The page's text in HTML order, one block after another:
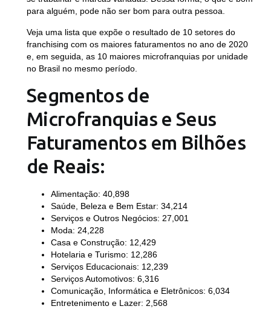
para alguém, pode não ser bom para outra pessoa.
Veja uma lista que expõe o resultado de 10 setores do
franchising com os maiores faturamentos no ano de 2020
e, em seguida, as 10 maiores microfranquias por unidade
no Brasil no mesmo período.
Segmentos de
Microfranquias e Seus
Faturamentos em Bilhões
de Reais:
Alimentação: 40,898
Saúde, Beleza e Bem Estar: 34,214
Serviços e Outros Negócios: 27,001
Moda: 24,228
Casa e Construção: 12,429
Hotelaria e Turismo: 12,286
Serviços Educacionais: 12,239
Serviços Automotivos: 6,316
Comunicação, Informática e Eletrônicos: 6,034
Entretenimento e Lazer: 2,568